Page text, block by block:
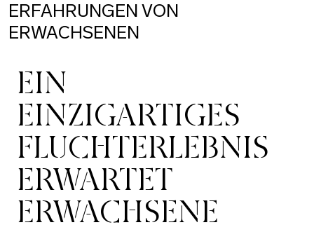
ERFAHRUNGEN VON
ERWACHSENEN
EIN
EINZIGARTIGES
FLUCHTERLEBNIS
ERWARTET
ERWACHSENE